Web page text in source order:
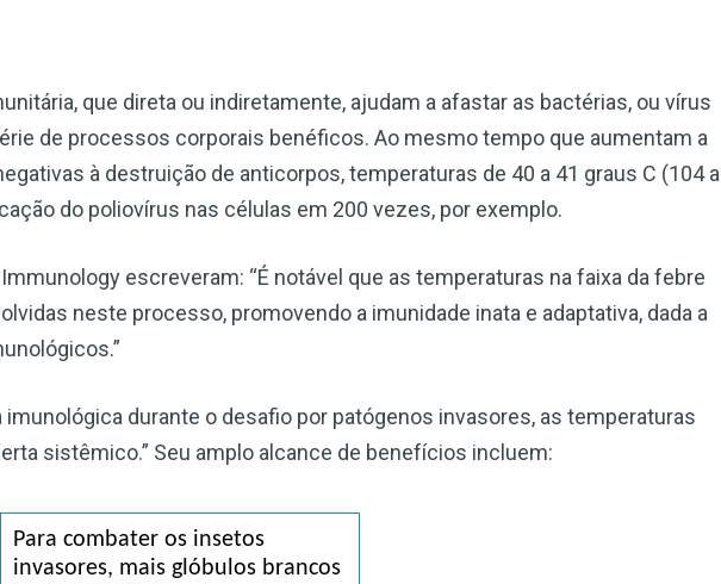
que direta ou indiretamente, ajudam a afastar as bactérias, ou vírus
de processos corporais benéficos. Ao mesmo tempo que aumentam a
à destruição de anticorpos, temperaturas de 40 a 41 graus C (104 a
do poliovírus nas células em 200 vezes, por exemplo.
escreveram: “É notável que as temperaturas na faixa da febre
neste processo, promovendo a imunidade inata e adaptativa, dada a
durante o desafio por patógenos invasores, as temperaturas
sistêmico.” Seu amplo alcance de benefícios incluem:
Para combater os insetos
invasores, mais glóbulos brancos
Escreva-se para receber #1 boletim
informativo de saúde natural DE
sem censura ou vigilância eletrônica.
Inscreva-se Agora!